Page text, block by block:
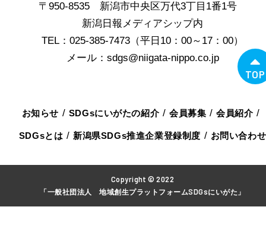
TOP
〒950-8535 新潟市中央区万代3丁目1番1号
新潟日報メディアシップ内
TEL：025-385-7473（平日10：00～17：00）
メール：sdgs@niigata-nippo.co.jp
お知らせ SDGsにいがたの紹介 会員募集 会員紹介
SDGsとは 新潟県SDGs推進企業登録制度 お問い合わせ
Copyright © 2022
「一般社団法人 地域創生プラットフォームSDGsにいがた」